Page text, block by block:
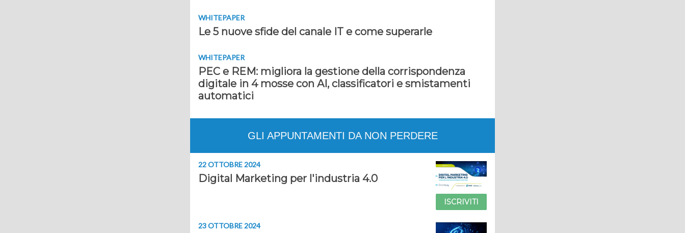
WHITEPAPER
Le 5 nuove sfide del canale IT e come superarle
WHITEPAPER
PEC e REM: migliora la gestione della corrispondenza
digitale in 4 mosse con AI, classificatori e smistamenti
automatici
GLI APPUNTAMENTI DA NON PERDERE
22 OTTOBRE 2024
Digital Marketing per l'industria 4.0
ISCRIVITI
23 OTTOBRE 2024